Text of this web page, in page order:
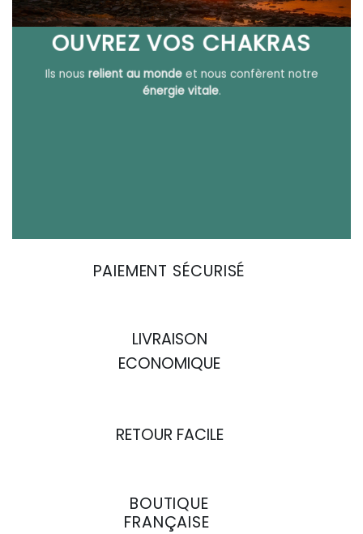
OUVREZ VOS CHAKRAS
Ils nous relient au mondeet nous confèrent notre
énergie vitale.
PAIEMENT SÉCURISÉ
LIVRAISON
ECONOMIQUE
RETOUR FACILE
BOUTIQUE
FRANÇAISE